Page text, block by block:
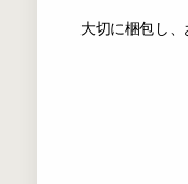
大切に梱包し、